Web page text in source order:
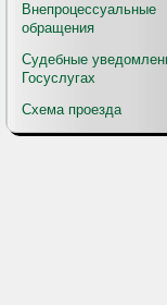
Внепроцессуальные
обращения
Судебные
Госуслугах
Схема проезда